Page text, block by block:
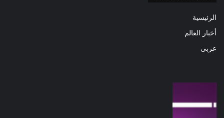
الرئيسية
أخبار العالم
عربى